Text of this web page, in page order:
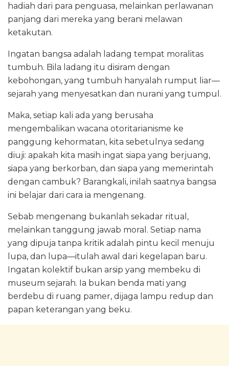
hadiah dari para penguasa, melainkan perlawanan
panjang dari mereka yang berani melawan
ketakutan.
Ingatan bangsa adalah ladang tempat moralitas
tumbuh. Bila ladang itu disiram dengan
kebohongan, yang tumbuh hanyalah rumput liar—
sejarah yang menyesatkan dan nurani yang tumpul.
Maka, setiap kali ada yang berusaha
mengembalikan wacana otoritarianisme ke
panggung kehormatan, kita sebetulnya sedang
diuji: apakah kita masih ingat siapa yang berjuang,
siapa yang berkorban, dan siapa yang memerintah
dengan cambuk? Barangkali, inilah saatnya bangsa
ini belajar dari cara ia mengenang.
Sebab mengenang bukanlah sekadar ritual,
melainkan tanggung jawab moral. Setiap nama
yang dipuja tanpa kritik adalah pintu kecil menuju
lupa, dan lupa—itulah awal dari kegelapan baru.
Ingatan kolektif bukan arsip yang membeku di
museum sejarah. Ia bukan benda mati yang
berdebu di ruang pamer, dijaga lampu redup dan
papan keterangan yang beku.